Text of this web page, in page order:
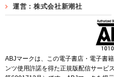
運営：株式会社新潮社
ABJマークは、この電子書店・電子書
ンツ使用許諾を得た正規版配信サービ